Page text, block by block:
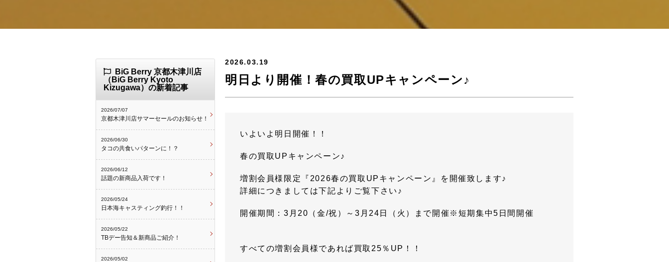
2026.03.19
明日より開催！春の買取UPキャンペーン♪
いよいよ明日開催！！
春の買取UPキャンペーン♪
増割会員様限定『2026春の買取UPキャンペーン』を開催致します♪
詳細につきましては下記よりご覧下さい♪
開催期間：3月20（金/祝）～3月24日（火）まで開催※短期集中5日間開催
すべての増割会員様であれば買取25％UP！！
BiG Berry 京都木津川店
（BiG Berry Kyoto
Kizugawa）の新着記事
2026/07/07
京都木津川店サマーセールのお知らせ！
2026/06/30
タコの共食いパターンに！？
2026/06/12
話題の新商品入荷です！
2026/05/24
日本海キャスティング釣行！！
2026/05/22
TBデー告知＆新商品ご紹介！
2026/05/02